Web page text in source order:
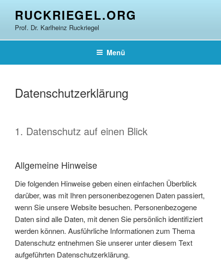
springen
RUCKRIEGEL.ORG
Prof. Dr. Karlheinz Ruckriegel
Menü
Datenschutzerklärung
1. Datenschutz auf einen Blick
Allgemeine Hinweise
Die folgenden Hinweise geben einen einfachen Überblick
darüber, was mit Ihren personenbezogenen Daten passiert,
wenn Sie unsere Website besuchen. Personenbezogene
Daten sind alle Daten, mit denen Sie persönlich identifiziert
werden können. Ausführliche Informationen zum Thema
Datenschutz entnehmen Sie unserer unter diesem Text
aufgeführten Datenschutzerklärung.